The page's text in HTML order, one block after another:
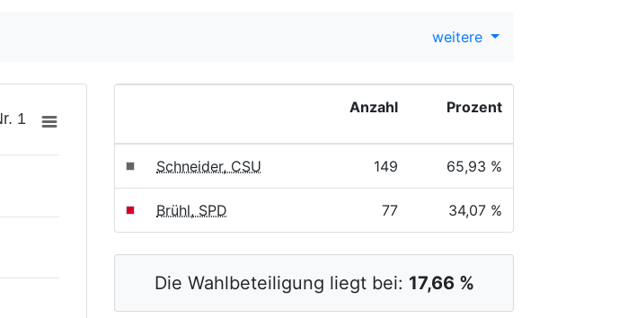
weitere
1
Anzahl Prozent
Schneider, CSU 149 65,93 %
Brühl, SPD 77 34,07 %
Die Wahlbeteiligung liegt bei: 17,66 %